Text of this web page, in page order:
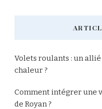
Volets roulants : un
chaleur ?
Comment intégrer une
de Royan ?